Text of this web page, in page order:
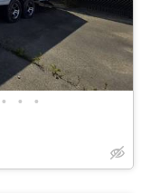
• • •